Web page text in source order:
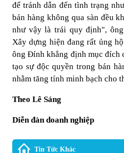
để tránh dẫn đến tình trạng
bán hàng không qua sàn đều
như vậy là trái quy định",
Xây dựng hiện đang rất ủng
ông Đính khẳng định mục đích
tạo sự độc quyền trong bán
nhằm tăng tính minh bạch cho
Theo Lê Sáng
Diễn đàn doanh nghiệp
Tin Tức Khác